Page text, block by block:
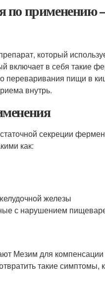
по применению
который
включает в себя такие
переваривания пищи в
внутрь.
секреции
как:
железы
с нарушением
Мезим для компенсации
такие симптомы,